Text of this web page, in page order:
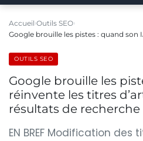
Accueil Outils SEO
Google brouille les pistes : quand son
OUTILS SEO
Google brouille les
réinvente les titres
résultats de recherche
EN BREF Modification des